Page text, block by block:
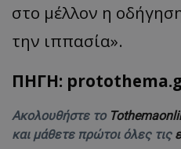
στο μέλλον η
την ιππασία».
ΠΗΓΗ:
Ακολουθήστε το
και μάθετε πρώτοι όλες τις